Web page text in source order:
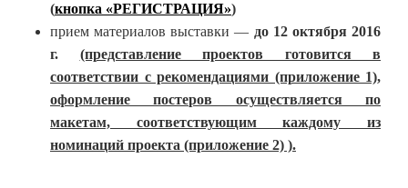
(кнопка «РЕГИСТРАЦИЯ»)
прием материалов выставки — до 12 октября 2016
г.
(представление проектов готовится в
соответствии с рекомендациями (приложение 1),
оформление постеров осуществляется по
макетам, соответствующим каждому из
номинаций проекта (приложение 2) ).